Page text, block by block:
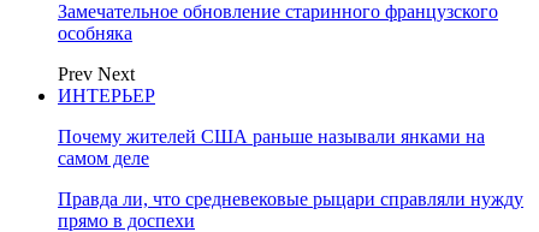
Замечательное обновление старинного французского
особняка
Prev Next
ИНТЕРЬЕР
Почему жителей США раньше называли янками на
самом деле
Правда ли, что средневековые рыцари справляли нужду
прямо в доспехи